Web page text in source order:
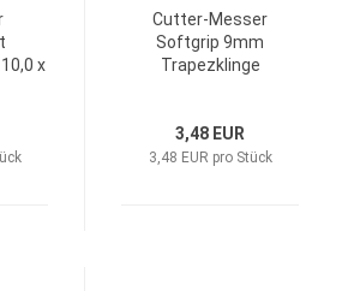
x
Cutter-Messer
Softgrip 9mm
Trapezklinge
3,48 EUR
3,48 EUR pro Stück